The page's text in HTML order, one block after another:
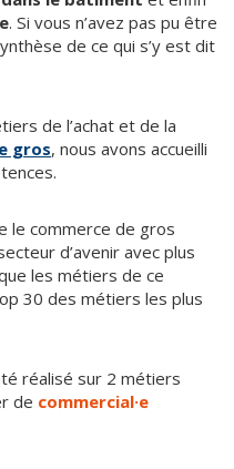
. Si vous n’avez pas pu être
de ce qui s’y est dit
de l’achat et de la
gros, nous avons accueilli
le commerce de gros
d’avenir avec plus
les métiers de ce
30 des métiers les plus
réalisé sur 2 métiers
de commercial·e